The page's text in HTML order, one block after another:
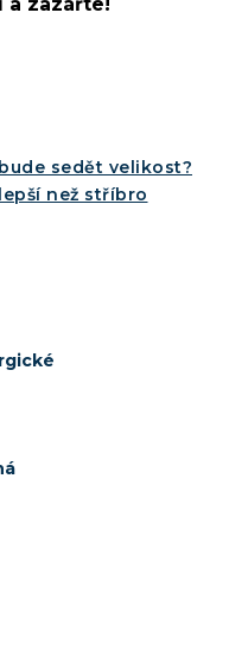
a zazářte!
sedět velikost?
než stříbro